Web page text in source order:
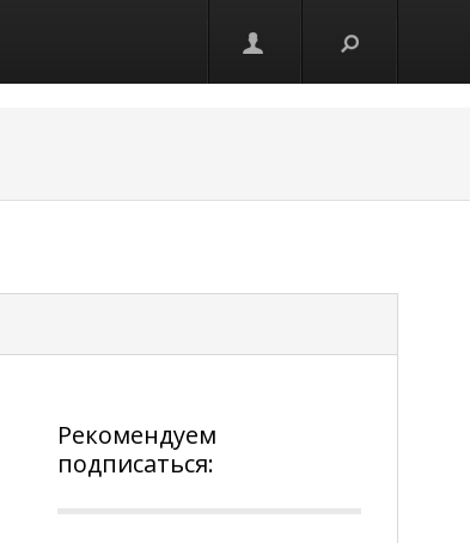
Рекомендуем
подписаться: